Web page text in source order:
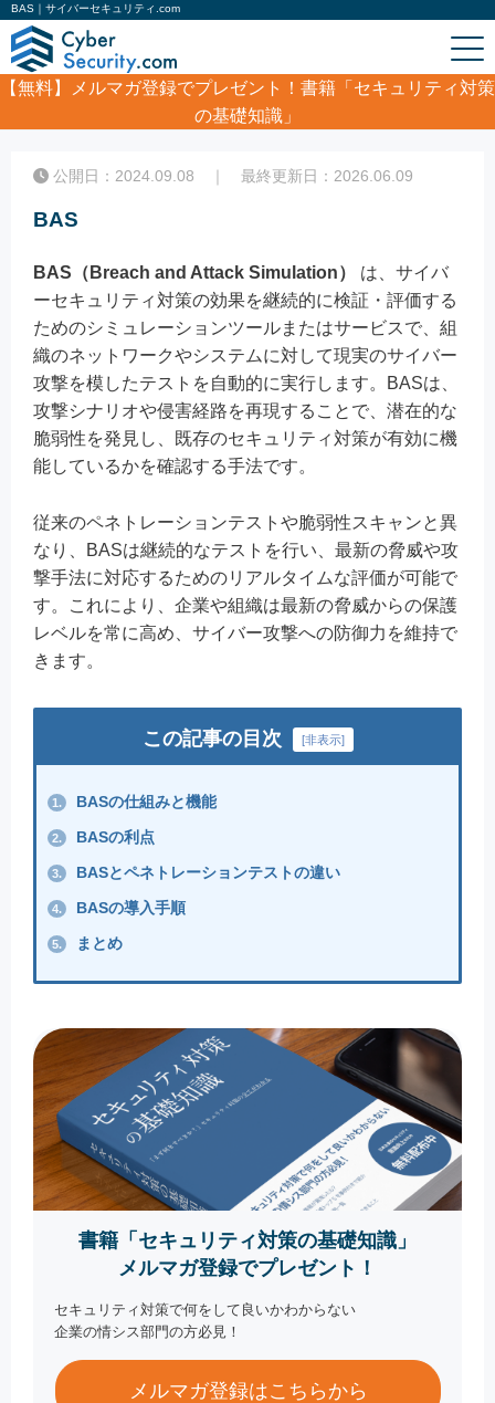
BAS｜サイバーセキュリティ.com
【無料】
メルマガ登録でプレゼント！書籍「セキュリティ対策
の基礎知識」
BAS
公開日：2024.09.08 ｜ 最終更新日：2026.06.09
BAS
BAS（Breach and Attack Simulation）
は、サイバ
ーセキュリティ対策の効果を継続的に検証・評価する
ためのシミュレーションツールまたはサービスで、組
織のネットワークやシステムに対して現実のサイバー
攻撃を模したテストを自動的に実行します。BASは、
攻撃シナリオや侵害経路を再現することで、潜在的な
脆弱性を発見し、既存のセキュリティ対策が有効に機
能しているかを確認する手法です。
従来のペネトレーションテストや脆弱性スキャンと異
なり、BASは継続的なテストを行い、最新の脅威や攻
撃手法に対応するためのリアルタイムな評価が可能で
す。これにより、企業や組織は最新の脅威からの保護
レベルを常に高め、サイバー攻撃への防御力を維持で
きます。
この記事の目次 [非表示]
1. BASの仕組みと機能
2. BASの利点
3. BASとペネトレーションテストの違い
4. BASの導入手順
5. まとめ
書籍「セキュリティ対策の基礎知識」
メルマガ登録でプレゼント！
セキュリティ対策で何をして良いかわからない
企業の情シス部門の方必見！
メルマガ登録はこちらから